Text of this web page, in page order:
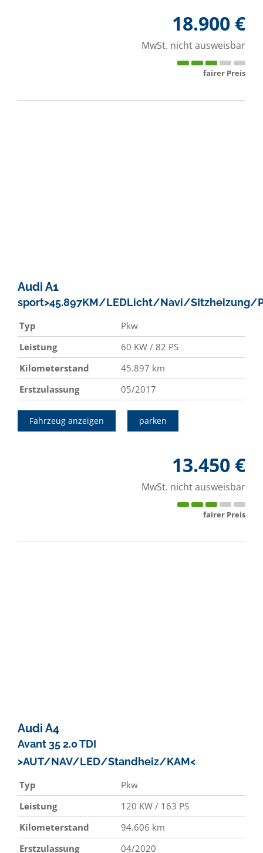
18.900 €
MwSt. nicht ausweisbar
fairer Preis
Audi A1
sport>45.897KM/LEDLicht/Navi/SItzheizung/
Typ
Pkw
Leistung
60 KW / 82 PS
Kilometerstand
45.897 km
Erstzulassung
05/2017
Fahrzeug anzeigen parken
13.450 €
MwSt. nicht ausweisbar
fairer Preis
Audi A4
Avant 35 2.0 TDI
>AUT/NAV/LED/Standheiz/KAM<
Typ
Pkw
Leistung
120 KW / 163 PS
Kilometerstand
94.606 km
Erstzulassung
04/2020